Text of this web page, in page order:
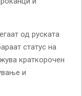
од руската
статус на
краткорочен
и